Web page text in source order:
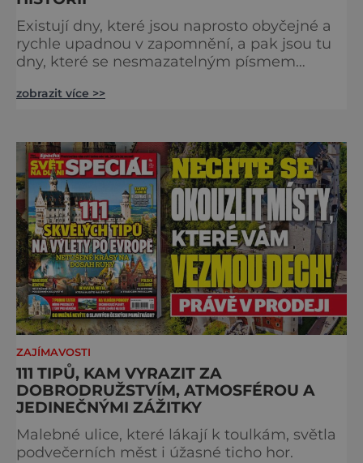
Existují dny, které jsou naprosto obyčejné a
rychle upadnou v zapomnění, a pak jsou tu
dny, které se nesmazatelným písmem
dojde k významnému objevu nebo děsivé
krážem. Je 10. dubna roku 49 př. n. l. a na
břehu říčky Rubikon pronáší Gaius Julius
Caesar svou slavnou vě
zobrazit více >>
ZAJÍMAVOSTI
111 TIPŮ, KAM VYRAZIT ZA
DOBRODRUŽSTVÍM, ATMOSFÉROU A
JEDINEČNÝMI ZÁŽITKY
Malebné ulice, které lákají k toulkám, světla
podvečerních měst i úžasné ticho hor.